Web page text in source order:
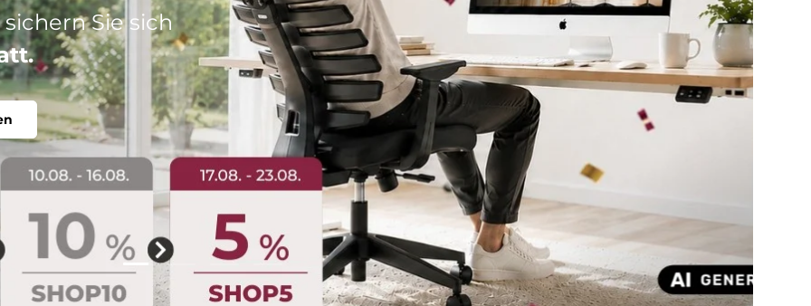
Ihr perfekter
individuell.
Folie laden 1 von 4
Folie laden 2 von 4
Folie laden 3 von 4
Folie laden 4 von 4